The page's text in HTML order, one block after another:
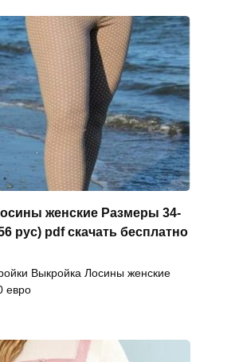
женские Размеры 34-
рус) pdf скачать бесплатно
Выкройка Лосины женские
евро